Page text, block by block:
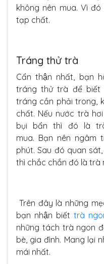
không nên mua. Vì
tạp chất.
Tráng thử trà
Cẩn thận nhất, bạn
tráng thử trà để biết
tráng cần phải trong,
chất. Nếu nước trà
bụi bẩn thì đó là
mua. Bạn nên
phút. Sau đó quan
thì chắc chắn đó là trà
Trên đây là những
bạn nhận biết trà
những tách trà ngon
bè, gia đình. Mang lại
mái nhất.